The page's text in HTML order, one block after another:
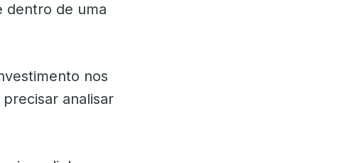
dentro de uma
nos
analisar